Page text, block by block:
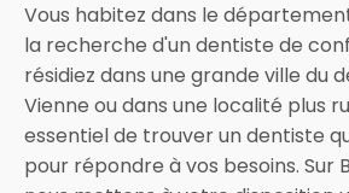
Vous habitez dans le
la recherche d'un dentiste de
résidiez dans une grande ville du
Vienne ou dans une localité plus
essentiel de trouver un dentiste
pour répondre à vos besoins. Sur